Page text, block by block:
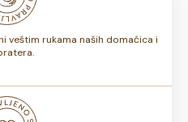
veštim rukama naših domaćica i